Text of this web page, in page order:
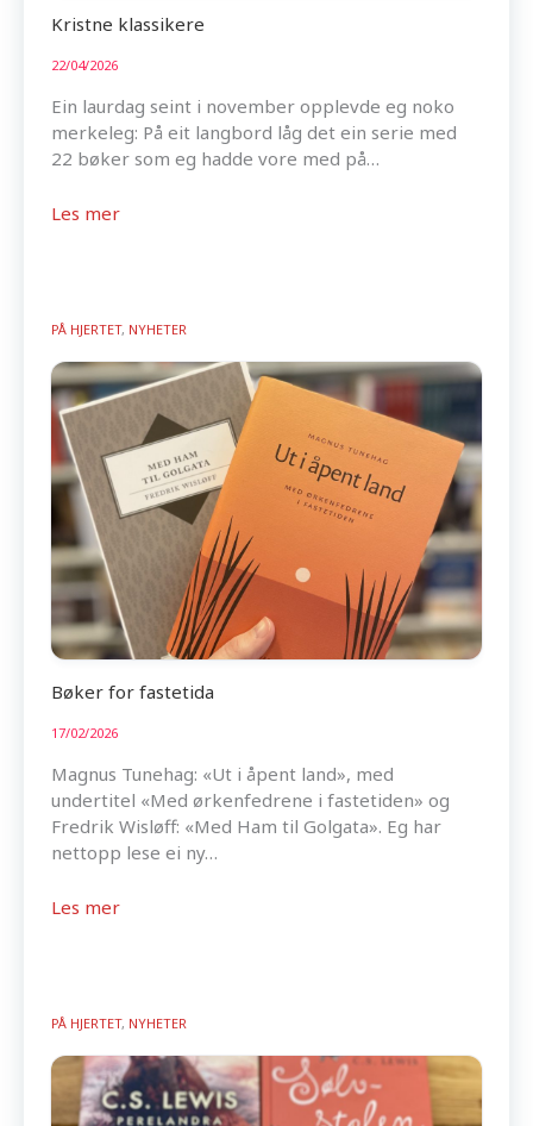
Kristne klassikere
22/04/2026
Ein laurdag seint i november opplevde eg noko
merkeleg: På eit langbord låg det ein serie med
22 bøker som eg hadde vore med på…
Les mer
PÅ HJERTET, NYHETER
Bøker for fastetida
17/02/2026
Magnus Tunehag: «Ut i åpent land», med
undertitel «Med ørkenfedrene i fastetiden» og
Fredrik Wisløff: «Med Ham til Golgata». Eg har
nettopp lese ei ny…
Les mer
PÅ HJERTET, NYHETER